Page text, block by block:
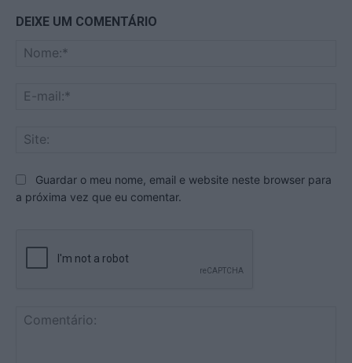
DEIXE UM COMENTÁRIO
Guardar o meu nome, email e website neste browser para
a próxima vez que eu comentar.